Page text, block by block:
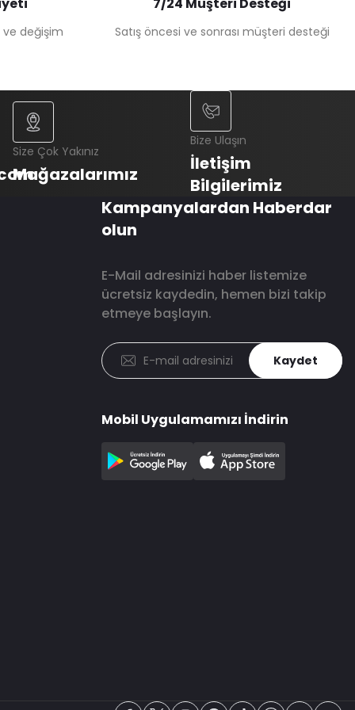
ve değişim
7/24 Müşteri Desteği
Satış öncesi ve sonrası müşteri desteği
Size Çok Yakınız
Mağazalarımız
Bize Ulaşın
İletişim
Bilgilerimiz
Kampanyalardan Haberdar
olun
E-Mail adresinizi haber listemize
ücretsiz kaydedin, hemen bizi takip
etmeye başlayın.
Kaydet
Mobil Uygulamamızı İndirin